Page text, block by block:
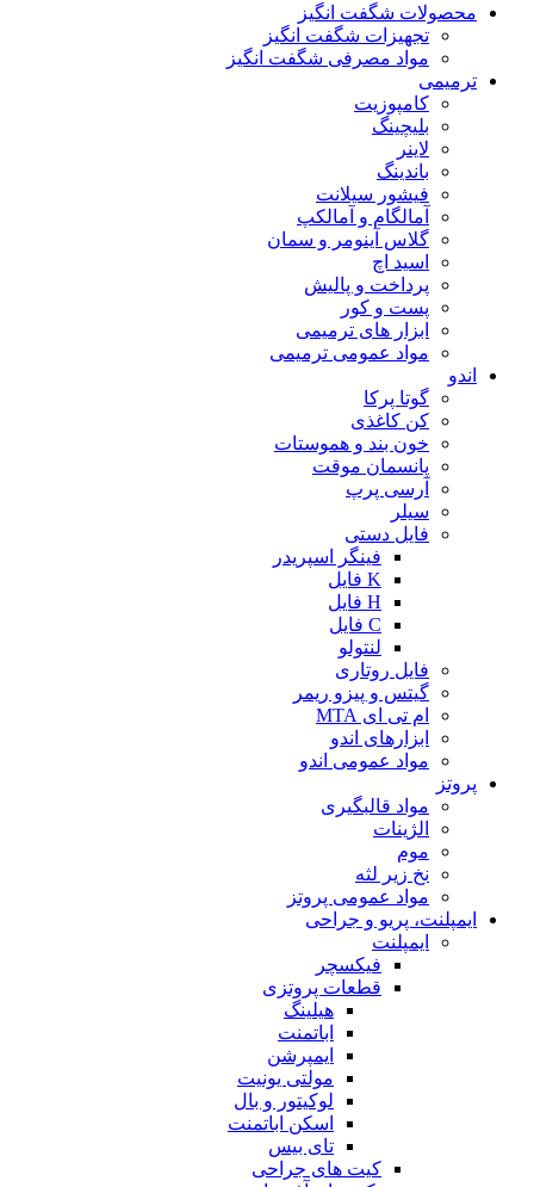
محصولات شگفت انگیز
تجهیزات شگفت انگیز
مواد مصرفی شگفت انگیز
ترمیمی
کامپوزیت
بلیچینگ
لاینر
باندینگ
فیشور سیلانت
آمالگام و آمالکپ
گلاس آینومر و سمان
اسید اچ
پرداخت و پالیش
پست و کور
ابزار های ترمیمی
مواد عمومی ترمیمی
اندو
گوتا پرکا
کن کاغذی
خون بند و هموستات
پانسمان موقت
آرسی پرپ
سیلر
فایل دستی
فینگر اسپریدر
K فایل
H فایل
C فایل
لنتولو
فایل روتاری
گیتس و پیزو ریمر
ام تی ای MTA
ابزارهای اندو
مواد عمومی اندو
پروتز
مواد قالبگیری
الژینات
موم
نخ زیر لثه
مواد عمومی پروتز
ایمپلنت، پریو و جراحی
ایمپلنت
فیکسچر
قطعات پروتزی
هیلینگ
اباتمنت
ایمپرشن
مولتی یونیت
لوکیتور و بال
اسکن اباتمنت
تای بیس
کیت های جراحی